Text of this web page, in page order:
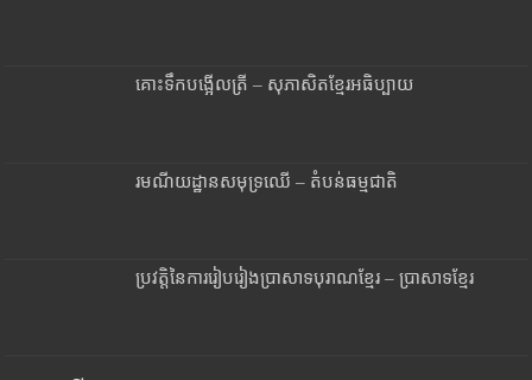
គោះទឹកបង្អើលត្រី – សុភាសិតខ្មែរអធិប្បាយ
រមណីយដ្ឋានសមុទ្រឈើ – តំបន់ធម្មជាតិ
ប្រវត្តិនៃការរៀបរៀងប្រាសាទបុរាណខ្មែរ – ប្រាសាទខ្មែរ